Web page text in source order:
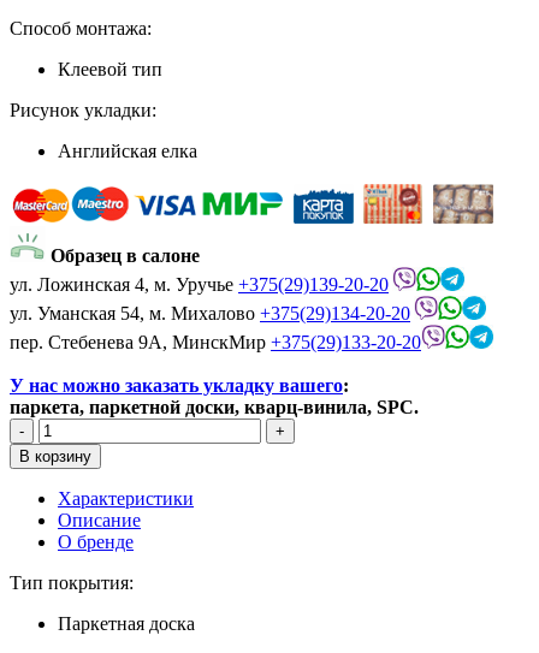
Способ монтажа:
Клеевой тип
Рисунок укладки:
Английская елка
Образец в салоне
ул. Ложинская 4, м. Уручье +375(29)139-20-20
ул. Уманская 54, м. Михалово +375(29)134-20-20
пер. Стебенева 9А, МинскМир +375(29)133-20-20
У нас можно заказать укладку вашего:
паркета, паркетной доски, кварц-винила, SPC.
Характеристики
Описание
О бренде
Тип покрытия:
Паркетная доска